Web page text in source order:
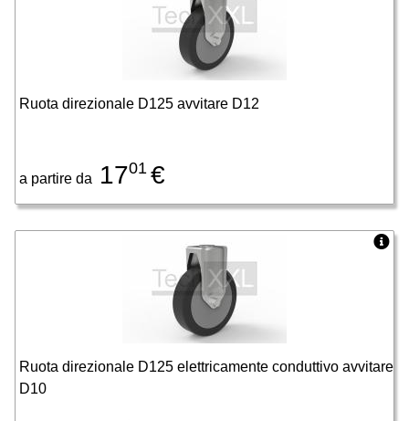
Ruota direzionale D125 avvitare D12
a partire da 1701 €
Ruota direzionale D125 elettricamente conduttivo avvitare
D10